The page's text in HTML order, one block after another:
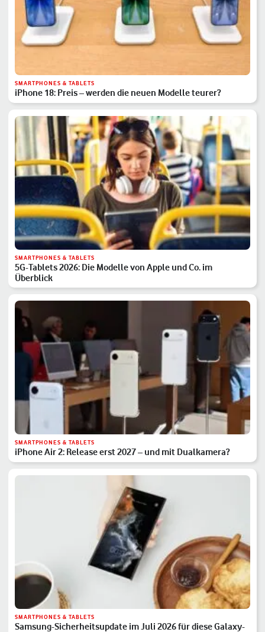
SMARTPHONES & TABLETS
iPhone 18: Preis – werden die neuen Modelle teurer?
SMARTPHONES & TABLETS
5G-Tablets 2026: Die Modelle von Apple und Co. im
Überblick
SMARTPHONES & TABLETS
iPhone Air 2: Release erst 2027 – und mit Dualkamera?
SMARTPHONES & TABLETS
Samsung-Sicherheitsupdate im Juli 2026 für diese Galaxy-